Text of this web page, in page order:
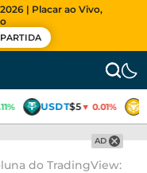
| Placar ao Vivo,
USDT$5▼ 0.01%
AD
do TradingView: